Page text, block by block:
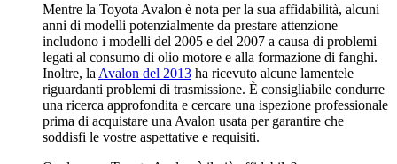
Mentre la Toyota Avalon è nota per la sua affidabilità, alcuni
anni di modelli potenzialmente da prestare attenzione
includono i modelli del 2005 e del 2007 a causa di problemi
legati al consumo di olio motore e alla formazione di fanghi.
Inoltre, la Avalon del 2013 ha ricevuto alcune lamentele
riguardanti problemi di trasmissione. È consigliabile condurre
una ricerca approfondita e cercare una ispezione professionale
prima di acquistare una Avalon usata per garantire che
soddisfi le vostre aspettative e requisiti.